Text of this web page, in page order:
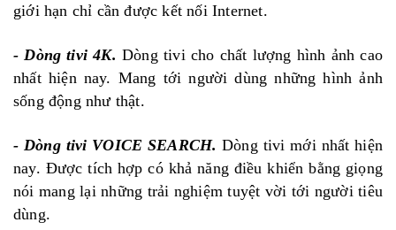
giới hạn chỉ cần được kết nối Internet.
- Dòng tivi 4K. Dòng tivi cho chất lượng hình ảnh cao
nhất hiện nay. Mang tới người dùng những hình ảnh
sống động như thật.
- Dòng tivi VOICE SEARCH. Dòng tivi mới nhất hiện
nay. Được tích hợp có khả năng điều khiển bằng giọng
nói mang lại những trải nghiệm tuyệt vời tới người tiêu
dùng.